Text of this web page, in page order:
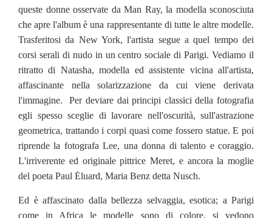
queste donne osservate da Man Ray, la modella sconosciuta
che apre l'album è una rappresentante di tutte le altre modelle.
Trasferitosi da New York, l'artista segue a quel tempo dei
corsi serali di nudo in un centro sociale di Parigi. Vediamo il
ritratto di Natasha, modella ed assistente vicina all'artista,
affascinante nella solarizzazione da cui viene derivata
l'immagine. Per deviare dai principi classici della fotografia
egli spesso sceglie di lavorare nell'oscurità, sull'astrazione
geometrica, trattando i corpi quasi come fossero statue. E poi
riprende la fotografa Lee, una donna di talento e coraggio.
L'irriverente ed originale pittrice Meret, e ancora la moglie
del poeta Paul Ėluard, Maria Benz detta Nusch.
Ed è affascinato dalla bellezza selvaggia, esotica; a Parigi
come in Africa le modelle sono di colore, si vedono